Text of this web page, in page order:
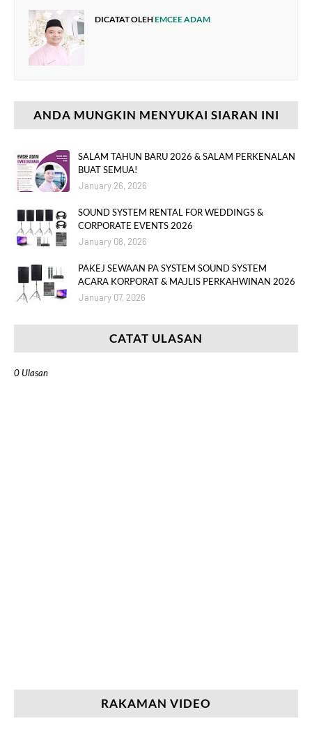
DICATAT OLEHEMCEE ADAM
ANDA MUNGKIN MENYUKAI SIARAN INI
SALAM TAHUN BARU 2026 & SALAM PERKENALAN
BUAT SEMUA!
January 26, 2026
SOUND SYSTEM RENTAL FOR WEDDINGS &
CORPORATE EVENTS 2026
January 08, 2026
PAKEJ SEWAAN PA SYSTEM SOUND SYSTEM
ACARA KORPORAT & MAJLIS PERKAHWINAN 2026
January 07, 2026
CATAT ULASAN
0 Ulasan
RAKAMAN VIDEO